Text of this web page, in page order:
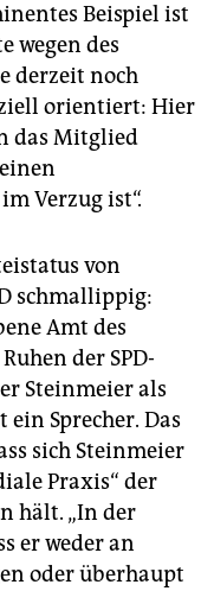
Beispiel ist
wegen des
derzeit noch
orientiert: Hier
das Mitglied
Verzug ist“.
von
schmallippig:
Amt des
der SPD-
Steinmeier als
Sprecher. Das
sich Steinmeier
Praxis“ der
hält. „In der
er weder an
oder überhaupt